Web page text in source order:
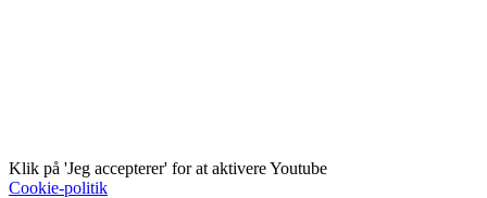
Klik på 'Jeg accepterer' for at aktivere Youtube
Cookie-politik